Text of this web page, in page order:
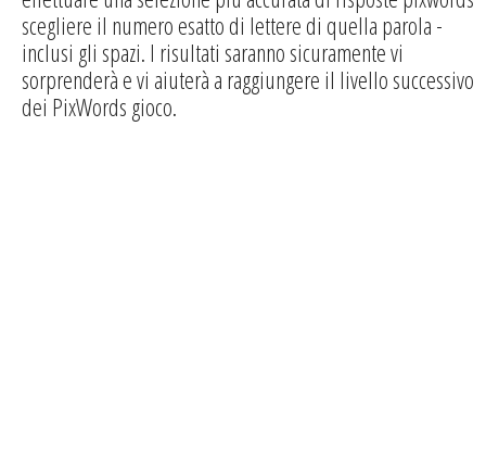
scegliere il numero esatto di lettere di quella parola -
inclusi gli spazi. I risultati saranno sicuramente vi
sorprenderà e vi aiuterà a raggiungere il livello successivo
dei PixWords gioco.